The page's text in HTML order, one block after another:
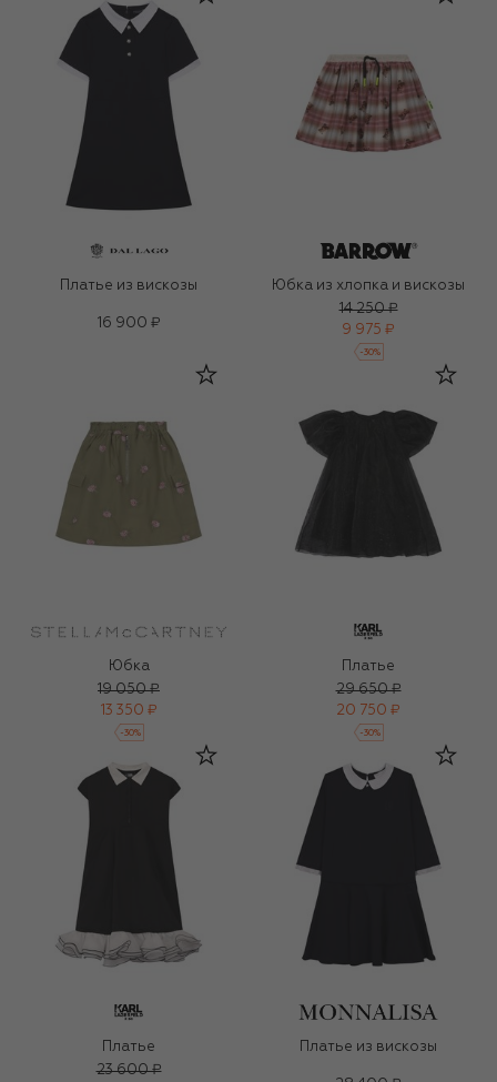
Платье из вискозы
16 900 ₽
Юбка из хлопка и вискозы
14 250 ₽
9 975 ₽
-30%
Юбка
19 050 ₽
13 350 ₽
-30%
Платье
29 650 ₽
20 750 ₽
-30%
Платье
23 600 ₽
Платье из вискозы